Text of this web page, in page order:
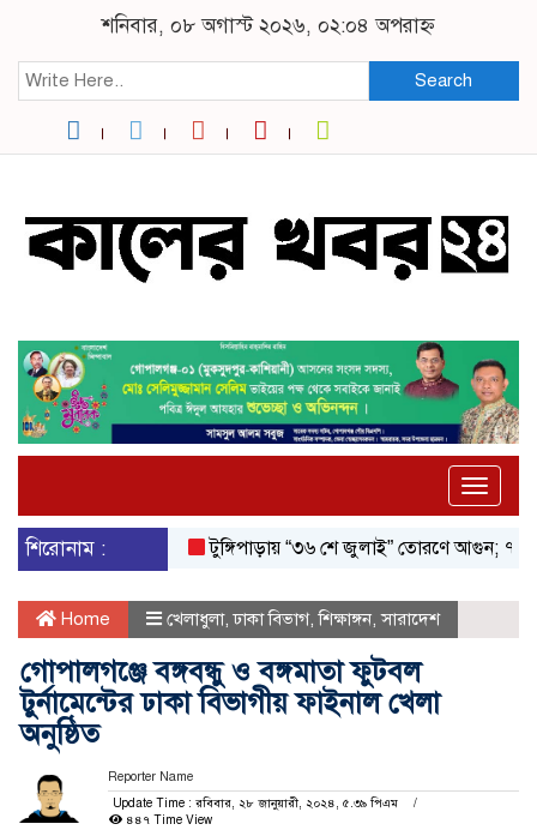
শনিবার, ০৮ অগাস্ট ২০২৬, ০২:০৪ অপরাহ্ন
Search
Toggle
শিরোনাম :
টুঙ্গিপাড়ায় “৩৬ শে জুলাই” তোরণে আগুন; ৭৫ জনকে
Home খেলাধুলা,ঢাকা বিভাগ,শিক্ষাঙ্গন,সারাদেশ
গোপালগঞ্জে বঙ্গবন্ধু ও বঙ্গমাতা ফুটবল
টুর্নামেন্টের ঢাকা বিভাগীয় ফাইনাল খেলা
অনুষ্ঠিত
Reporter Name
Update Time : রবিবার, ২৮ জানুয়ারী, ২০২৪, ৫.৩৯ পিএম
৪৪৭ Time View